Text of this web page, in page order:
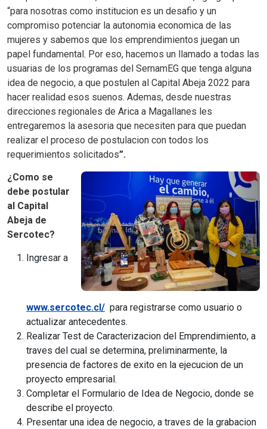
“para nosotras como institucion es un desafio y un
compromiso potenciar la autonomia economica de las
mujeres y sabemos que los emprendimientos juegan un
papel fundamental. Por eso, hacemos un llamado a todas las
usuarias de los programas del SernamEG que tenga alguna
idea de negocio, a que postulen al Capital Abeja 2022 para
hacer realidad esos suenos. Ademas, desde nuestras
direcciones regionales de Arica a Magallanes les
entregaremos la asesoria que necesiten para que puedan
realizar el proceso de postulacion con todos los
requerimientos solicitados”.
¿Como se
debe postular
al Capital
Abeja de
Sercotec?
Ingresar a
www.sercotec.cl/ para registrarse como usuario o
actualizar antecedentes.
Realizar Test de Caracterizacion del Emprendimiento, a
traves del cual se determina, preliminarmente, la
presencia de factores de exito en la ejecucion de un
proyecto empresarial.
Completar el Formulario de Idea de Negocio, donde se
describe el proyecto.
Presentar una idea de negocio, a traves de la grabacion